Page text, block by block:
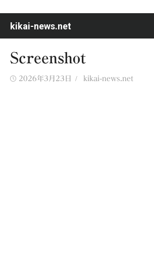
content
kikai-news.net
Screenshot
Posted
2026年3月23日 Author
kikai-news.net